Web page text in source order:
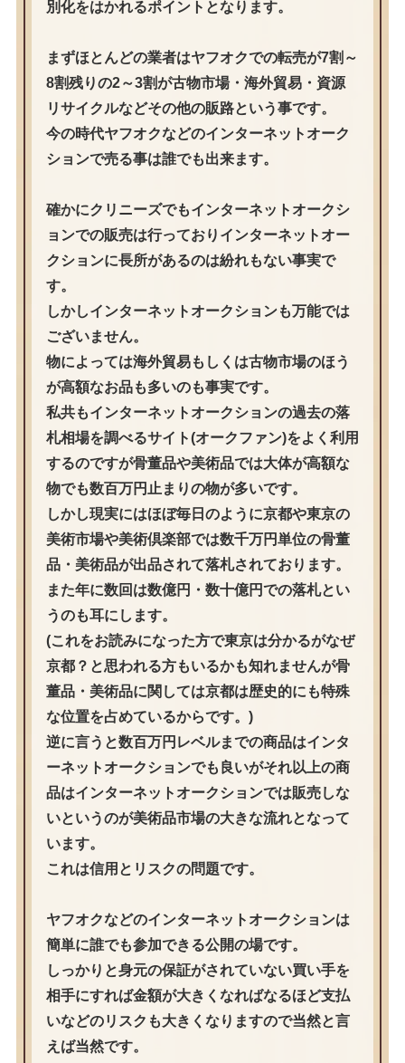
別化をはかれるポイントとなります。
まずほとんどの業者はヤフオクでの転売が7割～
8割残りの2～3割が古物市場・海外貿易・資源
リサイクルなどその他の販路という事です。
今の時代ヤフオクなどのインターネットオーク
ションで売る事は誰でも出来ます。
確かにクリニーズでもインターネットオークシ
ョンでの販売は行っておりインターネットオー
クションに長所があるのは紛れもない事実で
す。
しかしインターネットオークションも万能では
ございません。
物によっては海外貿易もしくは古物市場のほう
が高額なお品も多いのも事実です。
私共もインターネットオークションの過去の落
札相場を調べるサイト(オークファン)をよく利用
するのですが骨董品や美術品では大体が高額な
物でも数百万円止まりの物が多いです。
しかし現実にはほぼ毎日のように京都や東京の
美術市場や美術倶楽部では数千万円単位の骨董
品・美術品が出品されて落札されております。
また年に数回は数億円・数十億円での落札とい
うのも耳にします。
(これをお読みになった方で東京は分かるがなぜ
京都？と思われる方もいるかも知れませんが骨
董品・美術品に関しては京都は歴史的にも特殊
な位置を占めているからです。)
逆に言うと数百万円レベルまでの商品はインタ
ーネットオークションでも良いがそれ以上の商
品はインターネットオークションでは販売しな
いというのが美術品市場の大きな流れとなって
います。
これは信用とリスクの問題です。
ヤフオクなどのインターネットオークションは
簡単に誰でも参加できる公開の場です。
しっかりと身元の保証がされていない買い手を
相手にすれば金額が大きくなればなるほど支払
いなどのリスクも大きくなりますので当然と言
えば当然です。